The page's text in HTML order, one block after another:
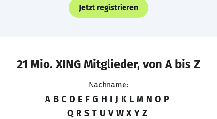
Jetzt registrieren
21 Mio. XING Mitglieder, von A bis Z
Nachname:
A B C D E F G H I J K L M N O P
Q R S T U V W X Y Z